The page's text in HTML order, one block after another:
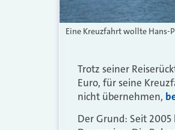
Eine Kreuzfahrt wollte Hans-
Trotz seiner
Euro, für seine
nicht übernehmen,
Der Grund: Seit